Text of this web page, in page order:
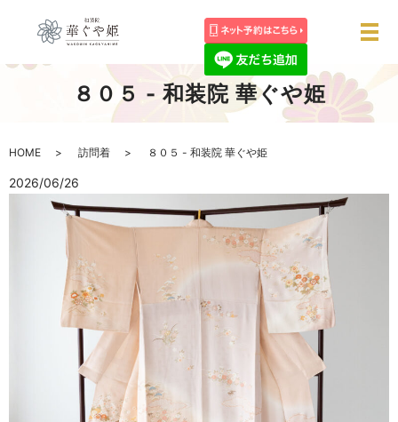
メ
８０５ - 和装院 華ぐや姫
HOME 訪問着 ８０５ - 和装院 華ぐや姫
2026/06/26